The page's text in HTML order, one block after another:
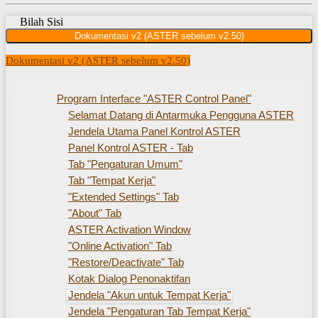
Bilah Sisi
Dokumentasi v2 (ASTER sebelum v2.50)
Dokumentasi v2 (ASTER sebelum v2.50)
Program Interface "ASTER Control Panel"
Selamat Datang di Antarmuka Pengguna ASTER
Jendela Utama Panel Kontrol ASTER
Panel Kontrol ASTER - Tab
Tab "Pengaturan Umum"
Tab "Tempat Kerja"
"Extended Settings" Tab
"About" Tab
ASTER Activation Window
"Online Activation" Tab
"Restore/Deactivate" Tab
Kotak Dialog Penonaktifan
Jendela "Akun untuk Tempat Kerja"
Jendela "Pengaturan Tab Tempat Kerja"